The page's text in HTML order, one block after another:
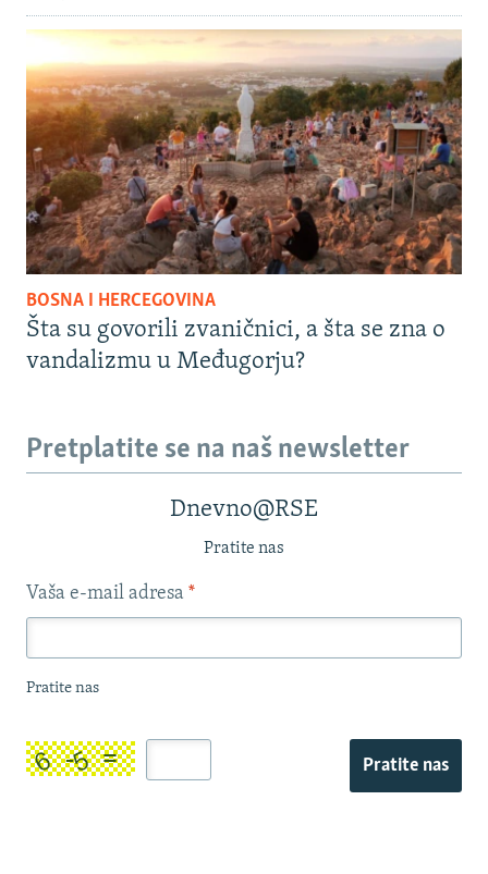
BOSNA I HERCEGOVINA
Šta su govorili zvaničnici, a šta se zna o
vandalizmu u Međugorju?
Pretplatite se na naš newsletter
Dnevno@RSE
Pratite nas
Vaša e-mail adresa *
Pratite nas
Pratite nas